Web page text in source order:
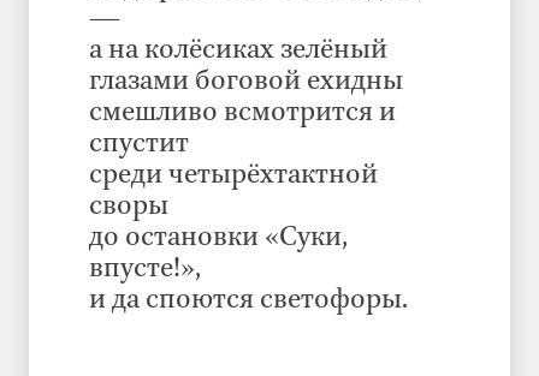
—
а на колёсиках зелёный
глазами боговой ехидны
смешливо всмотрится и
спустит
среди четырёхтактной
своры
до остановки «Суки,
впусте!»,
и да споются светофоры.